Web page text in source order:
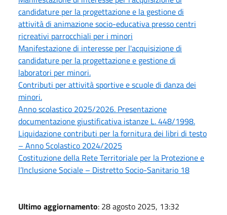
candidature per la progettazione e la gestione di
attività di animazione socio-educativa presso centri
ricreativi parrocchiali per i minori
Manifestazione di interesse per l'acquisizione di
candidature per la progettazione e gestione di
laboratori per minori.
Contributi per attività sportive e scuole di danza dei
minori.
Anno scolastico 2025/2026. Presentazione
documentazione giustificativa istanze L. 448/1998.
Liquidazione contributi per la fornitura dei libri di testo
– Anno Scolastico 2024/2025
Costituzione della Rete Territoriale per la Protezione e
l’Inclusione Sociale – Distretto Socio-Sanitario 18
Ultimo aggiornamento: 28 agosto 2025, 13:32